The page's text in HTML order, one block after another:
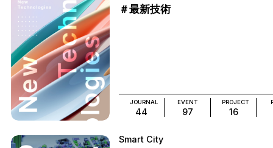
＃最新技術
JOURNAL
44
EVENT
97
PROJECT
16
Smart City